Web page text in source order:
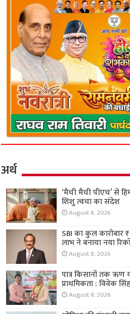
अर्थ
‘मैची मैची पीएच’ से
शिशु त्वचा का संदेश
August 8, 2026
SBI का कुल कारोबार
लाभ ने बनाया नया
August 8, 2026
पात्र किसानों तक ऋण
प्राथमिकता : विवेक
August 8, 2026